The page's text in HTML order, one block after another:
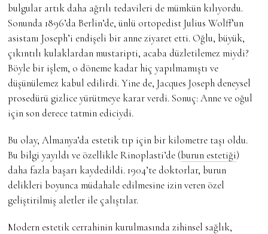
bulgular artık daha ağrılı tedavileri de mümkün kılıyordu.
Sonunda 1896’da Berlin’de, ünlü ortopedist Julius Wolff’un
asistanı Joseph’i endişeli bir anne ziyaret etti. Oğlu, büyük,
çıkıntılı kulaklardan mustaripti, acaba düzletilemez miydi?
Böyle bir işlem, o döneme kadar hiç yapılmamıştı ve
düşünülemez kabul edilirdi. Yine de, Jacques Joseph deneysel
prosedürü gizlice yürütmeye karar verdi. Sonuç: Anne ve oğul
için son derece tatmin ediciydi.
Bu olay, Almanya’da estetik tıp için bir kilometre taşı oldu.
Bu bilgi yayıldı ve özellikle Rinoplasti’de (burun estetiği)
daha fazla başarı kaydedildi. 1904’te doktorlar, burun
delikleri boyunca müdahale edilmesine izin veren özel
geliştirilmiş aletler ile çalıştılar.
Modern estetik cerrahinin kurulmasında zihinsel sağlık,